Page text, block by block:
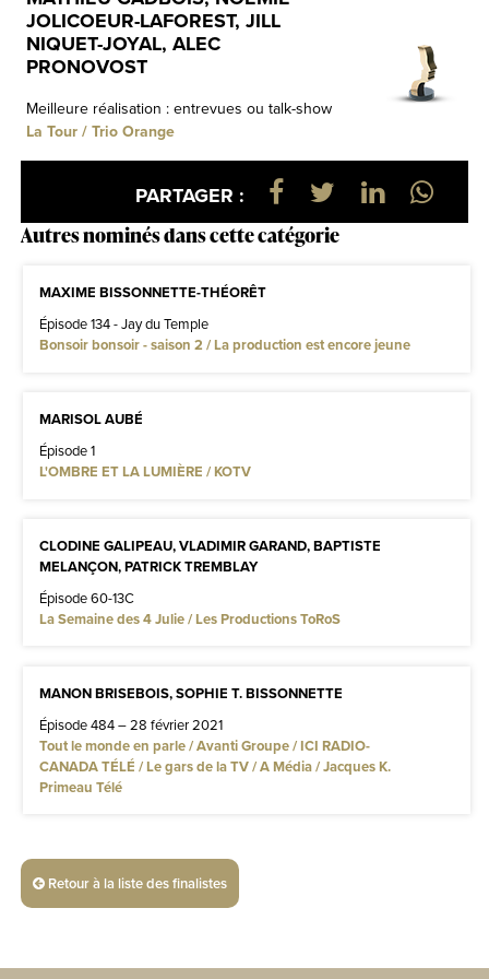
JOLICOEUR-LAFOREST, JILL
NIQUET-JOYAL, ALEC
PRONOVOST
Meilleure réalisation : entrevues ou talk-show
La Tour / Trio Orange
PARTAGER :
Autres nominés dans cette catégorie
MAXIME BISSONNETTE-THÉORÊT
Épisode 134 - Jay du Temple
Bonsoir bonsoir - saison 2 / La production est encore jeune
MARISOL AUBÉ
Épisode 1
L'OMBRE ET LA LUMIÈRE / KOTV
CLODINE GALIPEAU, VLADIMIR GARAND, BAPTISTE
MELANÇON, PATRICK TREMBLAY
Épisode 60-13C
La Semaine des 4 Julie / Les Productions ToRoS
MANON BRISEBOIS, SOPHIE T. BISSONNETTE
Épisode 484 – 28 février 2021
Tout le monde en parle / Avanti Groupe / ICI RADIO-
CANADA TÉLÉ / Le gars de la TV / A Média / Jacques K.
Primeau Télé
Retour à la liste des finalistes